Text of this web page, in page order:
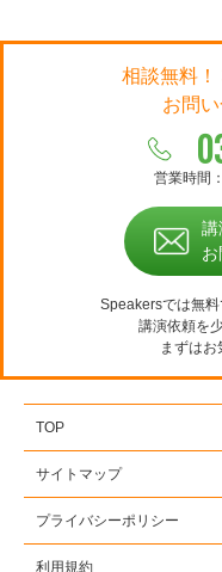
相談無料！
お問
営業時間
講
Speakersでは無料
講演依頼を
まずはお
TOP
サイトマップ
プライバシーポリシー
利用規約